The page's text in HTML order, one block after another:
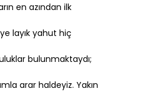
en azından ilk
layık yahut hiç
bulunmaktaydı;
arar haldeyiz. Yakın